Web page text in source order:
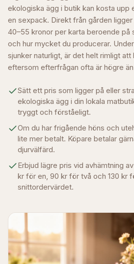
ekologiska ägg i butik kan kosta
en sexpack. Direkt från gården
40–55 kronor per karta beroende på
och hur mycket du producerar.
sjunker naturligt, är det helt rimligt
eftersom efterfrågan ofta är högre
Sätt ett pris som ligger på eller
ekologiska ägg i din lokala
tryggt och förståeligt.
Om du har frigående höns och
lite mer betalt. Köpare betalar
djurvälfärd.
Erbjud lägre pris vid avhämtning
kr för en, 90 kr för två och 130 kr
snittordervärdet.